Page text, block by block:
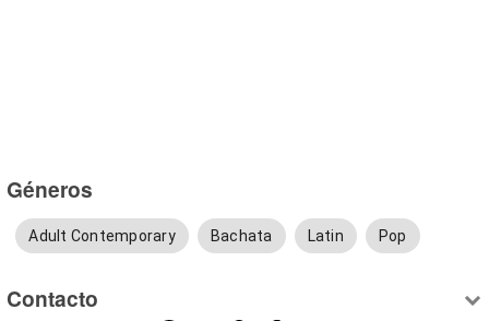
Géneros
Adult Contemporary Bachata Latin Pop
Contacto